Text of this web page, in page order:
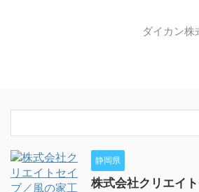
ダイカン株
静岡県
株式会社クリエイ